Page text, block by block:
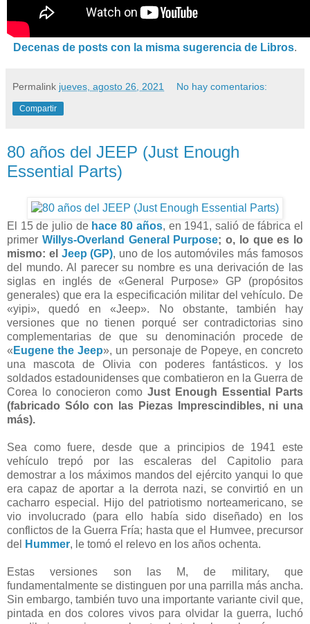
Decenas de posts con la misma sugerencia de Libros.
Permalink jueves, agosto 26, 2021 No hay comentarios:
Compartir
80 años del JEEP (Just Enough
Essential Parts)
El 15 de julio de hace 80 años, en 1941, salió de fábrica el
primer Willys-Overland General Purpose; o, lo que es lo
mismo: el Jeep (GP), uno de los automóviles más famosos
del mundo.Al parecer su nombre es una derivación de las
siglas en inglés de «General Purpose» GP (propósitos
generales) que era la especificación militar del vehículo. De
«yipi», quedó en «Jeep». No obstante, también hay
versiones que no tienen porqué ser contradictorias sino
complementarias de que su denominación procede de
« Eugene the Jeep», un personaje de Popeye, en concreto
una mascota de Olivia con poderes fantásticos. y los
soldados estadounidenses que combatieron en la Guerra de
Corea lo conocieron como Just Enough Essential Parts
(fabricado Sólo con las Piezas Imprescindibles, ni una
más).
Sea como fuere, desde que a principios de 1941 este
vehículo trepó por las escaleras del Capitolio para
demostrar a los máximos mandos del ejército yanqui lo que
era capaz de aportar a la derrota nazi, se convirtió en un
cacharro especial. Hijo del patriotismo norteamericano, se
vio involucrado (para ello había sido diseñado) en los
conflictos de la Guerra Fría; hasta que el Humvee, precursor
del
Hummer, le tomó el relevo en los años ochenta.
Estas versiones son las M, de military, que
fundamentalmente se distinguen por una parrilla más ancha.
Sin embargo, también tuvo una importante variante civil que,
pintada en dos colores vivos para olvidar la guerra, luchó